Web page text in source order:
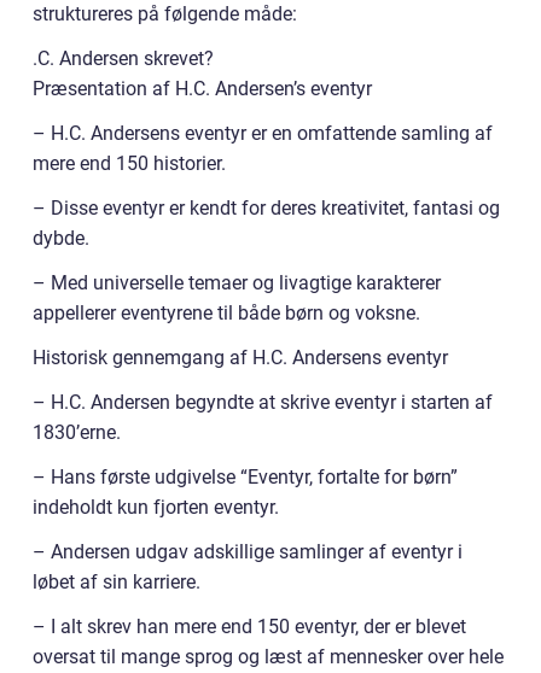
struktureres på følgende måde:
.C. Andersen skrevet?
Præsentation af H.C. Andersen’s eventyr
– H.C. Andersens eventyr er en omfattende samling af
mere end 150 historier.
– Disse eventyr er kendt for deres kreativitet, fantasi og
dybde.
– Med universelle temaer og livagtige karakterer
appellerer eventyrene til både børn og voksne.
Historisk gennemgang af H.C. Andersens eventyr
– H.C. Andersen begyndte at skrive eventyr i starten af
1830’erne.
– Hans første udgivelse “Eventyr, fortalte for børn”
indeholdt kun fjorten eventyr.
– Andersen udgav adskillige samlinger af eventyr i
løbet af sin karriere.
– I alt skrev han mere end 150 eventyr, der er blevet
oversat til mange sprog og læst af mennesker over hele